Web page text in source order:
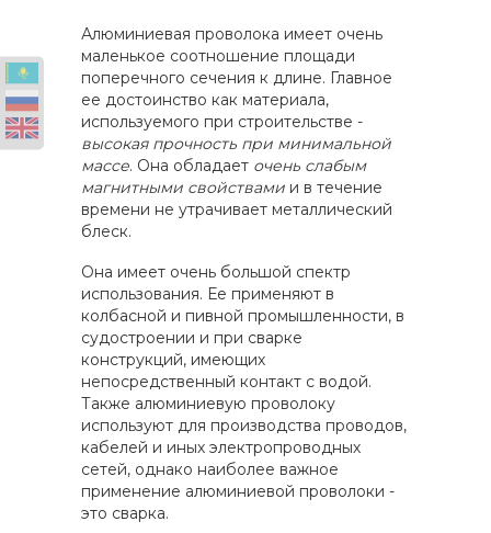
Алюминиевая проволока имеет очень
маленькое соотношение площади
поперечного сечения к длине. Главное
ее достоинство как материала,
используемого при строительстве -
высокая прочность при минимальной
массе. Она обладает очень слабым
магнитными свойствами и в течение
времени не утрачивает металлический
блеск.
Она имеет очень большой спектр
использования. Ее применяют в
колбасной и пивной промышленности, в
судостроении и при сварке
конструкций, имеющих
непосредственный контакт с водой.
Также алюминиевую проволоку
используют для производства проводов,
кабелей и иных электропроводных
сетей, однако наиболее важное
применение алюминиевой проволоки -
это сварка.